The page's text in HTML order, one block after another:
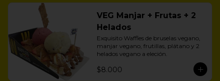
VEG Manjar + Frutas + 2
Helados
Exquisito Waffles de bruselas vegano,
manjar vegano, frutillas, plátano y 2
helados vegano a eleción.
$8.000